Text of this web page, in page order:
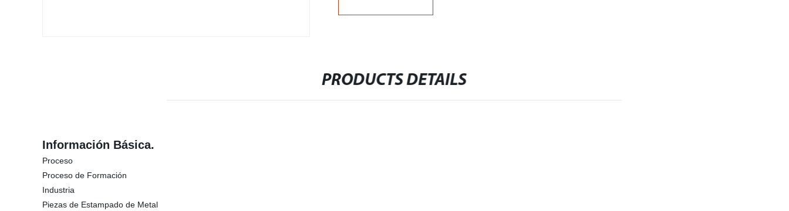
PRODUCTS DETAILS
Información Básica.
Proceso
Proceso de Formación
Industria
Piezas de Estampado de Metal